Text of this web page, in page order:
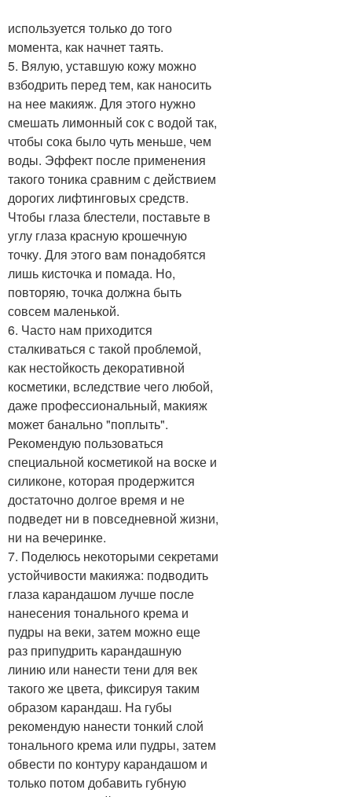
используется только до того
момента, как начнет таять.
5. Вялую, уставшую кожу можно
взбодрить перед тем, как наносить
на нее макияж. Для этого нужно
смешать лимонный сок с водой так,
чтобы сока было чуть меньше, чем
воды. Эффект после применения
такого тоника сравним с действием
дорогих лифтинговых средств.
Чтобы глаза блестели, поставьте в
углу глаза красную крошечную
точку. Для этого вам понадобятся
лишь кисточка и помада. Но,
повторяю, точка должна быть
совсем маленькой.
6. Часто нам приходится
сталкиваться с такой проблемой,
как нестойкость декоративной
косметики, вследствие чего любой,
даже профессиональный, макияж
может банально "поплыть".
Рекомендую пользоваться
специальной косметикой на воске и
силиконе, которая продержится
достаточно долгое время и не
подведет ни в повседневной жизни,
ни на вечеринке.
7. Поделюсь некоторыми секретами
устойчивости макияжа: подводить
глаза карандашом лучше после
нанесения тонального крема и
пудры на веки, затем можно еще
раз припудрить карандашную
линию или нанести тени для век
такого же цвета, фиксируя таким
образом карандаш. На губы
рекомендую нанести тонкий слой
тонального крема или пудры, затем
обвести по контуру карандашом и
только потом добавить губную